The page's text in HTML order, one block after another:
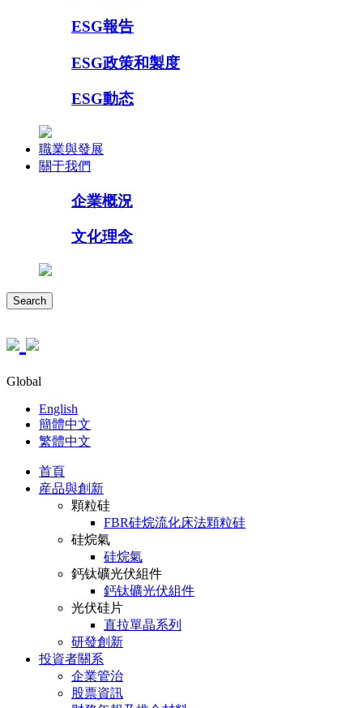
ESG報告
ESG政策和製度
ESG動态
職業與發展
關于我們
企業概況
文化理念
Search
Global
English
簡體中文
繁體中文
首頁
産品與創新
顆粒硅
FBR硅烷流化床法顆粒硅
硅烷氣
硅烷氣
鈣钛礦光伏組件
鈣钛礦光伏組件
光伏硅片
直拉單晶系列
研發創新
投資者關系
企業管治
股票資訊